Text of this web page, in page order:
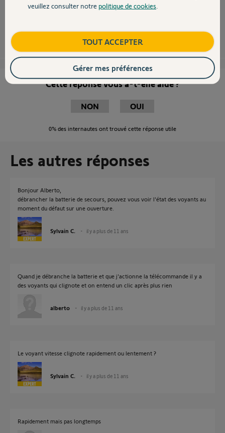
Contact
Vérifiez le câblage du contact portillon.
Cette réponse vous a-t-elle aidé ?
NON OUI
0% des internautes ont trouvé cette réponse utile
Les autres réponses
Bonjour Alberto,
débrancher la batterie de secours, pouvez vous voir l'état des voyants au
moment du défaut sur une ouverture.
Sylvain C. il y a plus de 11 ans
Quand je débranche la batterie et que j'actionne la télécommande il y a
des voyants qui clignote et on entend un clic après plus rien
alberto il y a plus de 11 ans
Le voyant vitesse clignote rapidement ou lentement ?
Sylvain C. il y a plus de 11 ans
Rapidement mais pas longtemps
veuillez consulter notre politique de cookies
TOUT ACCEPTER
Gérer mes préférences